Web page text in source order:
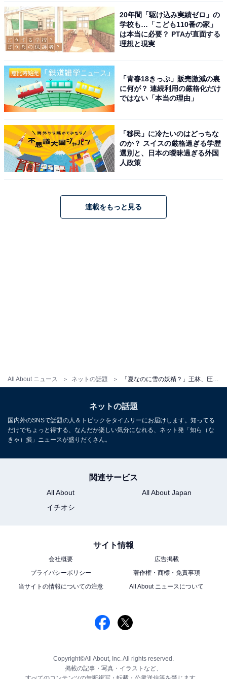
All About ニュース ネットの話題
20年間「駆け込み実績ゼロ」の
学校も…「こども110番の家」
は本当に必要？ PTAが直面する
理想と現実
「青春18きっぷ」販売激減の裏
に何が？ 連続利用の厳格化だけ
ではない「本当の理由」
「移民」に冷たいのはどっちな
のか？ スイスの厳格過ぎる学歴
選別と、日本の曖昧過ぎる外国
人政策
連載をもっと見る
ネットの話題
国内外のSNSで話題の人＆トピックをタイムリーにお届けします。知ってる
だけでちょっと得する、なんだか楽しい気分になれる、ネット発「知ら（な
きゃ）損」ニュースが盛りだくさん。
関連サービス
All About
All About Japan
イチオシ
サイト情報
会社概要
広告掲載
プライバシーポリシー
著作権・商標・免責事項
当サイトの情報についての注意
All About ニュースについて
Copyright©All About, Inc. All rights reserved.
掲載の記事・写真・イラストなど、